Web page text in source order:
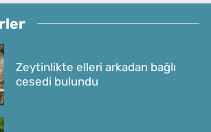
Zeytinlikte elleri arkadan bağlı
cesedi bulundu